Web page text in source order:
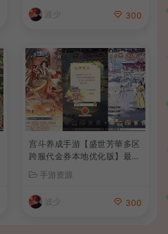
波少 300
宫斗养成手游【盛世芳華多区
跨服代金券本地优化版】最新
手工服务端+CDK授权后台
+安卓+详细搭建教程
手游资源
波少 300